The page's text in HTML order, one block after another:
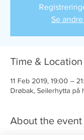
Se
Time & Location
11 Feb 2019, 19:00 –
Drøbak, Seilerhytta på
About the event